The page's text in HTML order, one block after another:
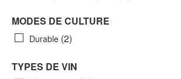
MODES DE CULTURE
Durable (2)
TYPES DE VIN